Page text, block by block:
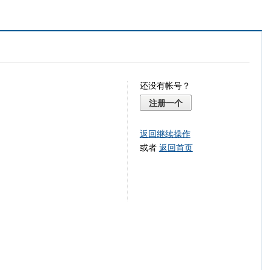
还没有帐号？
注册一个
返回继续操作
或者 返回首页